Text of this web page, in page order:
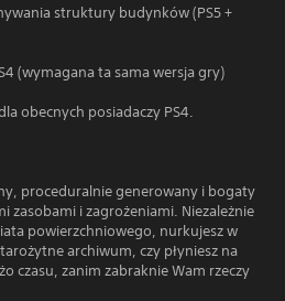
struktury budynków (PS5 +
(wymagana ta sama wersja gry)
obecnych posiadaczy PS4.
proceduralnie generowany i bogaty
zasobami i zagrożeniami. Niezależnie
powierzchniowego, nurkujesz w
archiwum, czy płyniesz na
czasu, zanim zabraknie Wam rzeczy